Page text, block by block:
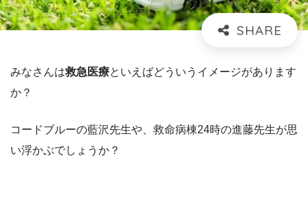
みなさんは救急医療といえばどういうイメージがあります
か？
コードブルーの藍沢先生や、救命病棟24時の進藤先生が思
い浮かぶでしょうか？